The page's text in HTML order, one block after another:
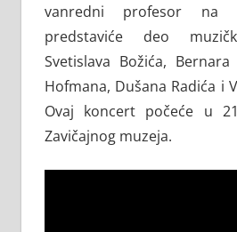
vanredni profesor na
predstaviće deo
Svetislava Božića,
Hofmana, Dušana Radića i
Ovaj koncert počeće u
Zavičajnog muzeja.